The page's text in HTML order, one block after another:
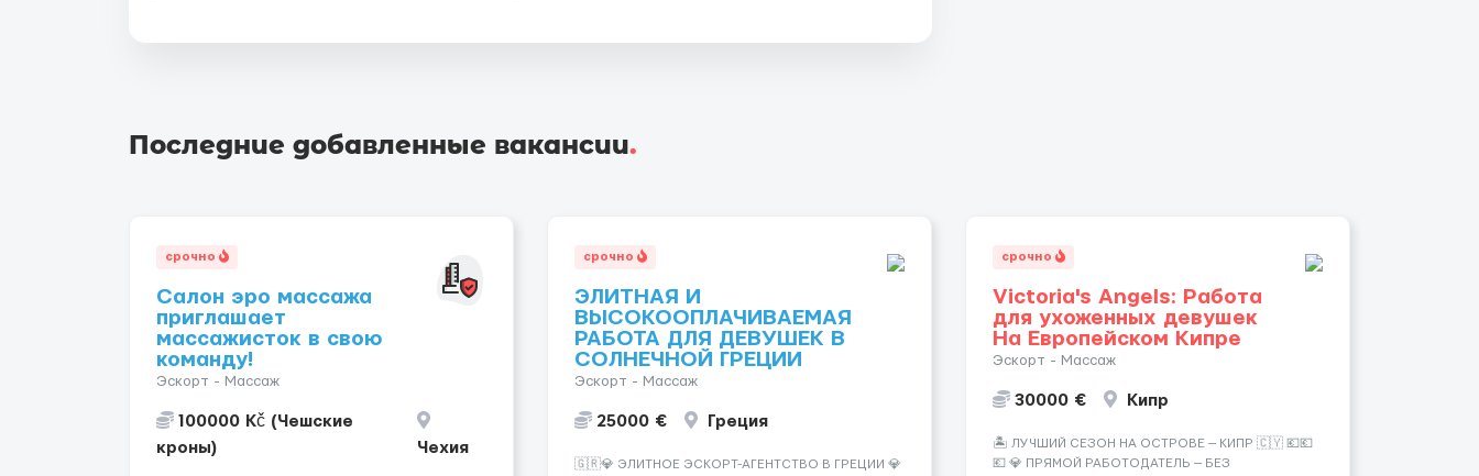
Последние добавленные вакансии.
срочно
Салон эро массажа
приглашает
массажисток в свою
команду!
Эскорт - Массаж
100000 Kč (Чешские
кроны)
Чехия
срочно
ЭЛИТНАЯ И
ВЫСОКООПЛАЧИВАЕМАЯ
РАБОТА ДЛЯ ДЕВУШЕК В
СОЛНЕЧНОЙ ГРЕЦИИ
Эскорт - Массаж
25000 € Греция
🇬🇷💎 ЭЛИТНОЕ ЭСКОРТ-АГЕНТСТВО В ГРЕЦИИ 💎
срочно
Victoria's Angels: Работа
для ухоженных девушек
На Европейском Кипре
Эскорт - Массаж
30000 € Кипр
🏝️ ЛУЧШИЙ СЕЗОН НА ОСТРОВЕ — КИПР 🇨🇾 💶💶
💶 💎 ПРЯМОЙ РАБОТОДАТЕЛЬ — БЕЗ